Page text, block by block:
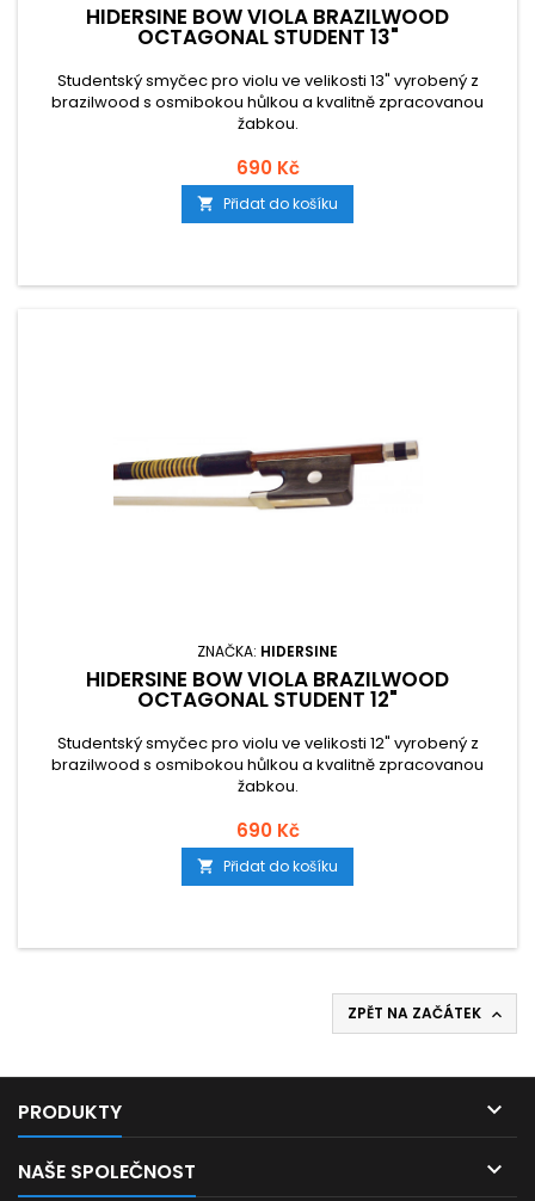
HIDERSINE BOW VIOLA BRAZILWOOD
OCTAGONAL STUDENT 13"
Studentský smyčec pro violu ve velikosti 13" vyrobený z
brazilwood s osmibokou hůlkou a kvalitně zpracovanou
žabkou.
690 Kč
 Přidat do košíku
ZNAČKA: HIDERSINE
HIDERSINE BOW VIOLA BRAZILWOOD
OCTAGONAL STUDENT 12"
Studentský smyčec pro violu ve velikosti 12" vyrobený z
brazilwood s osmibokou hůlkou a kvalitně zpracovanou
žabkou.
690 Kč
 Přidat do košíku
ZPĚT NA ZAČÁTEK 
PRODUKTY 
NAŠE SPOLEČNOST 